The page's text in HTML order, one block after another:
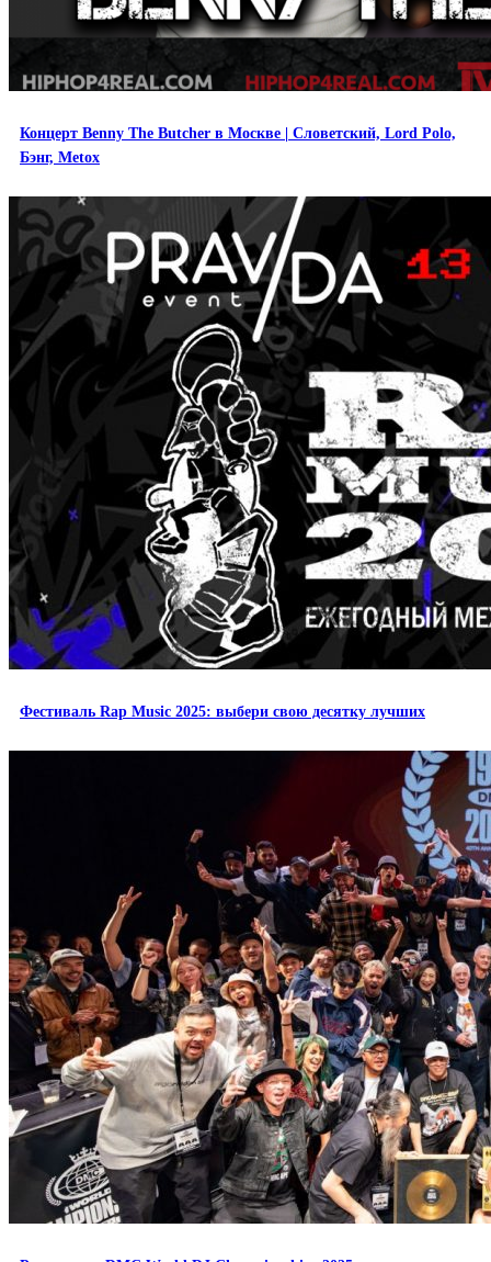
Концерт Benny The Butcher в Москве | Словетский, Lord Polo,
Бэнг, Metox
Фестиваль Rap Music 2025: выбери свою десятку лучших